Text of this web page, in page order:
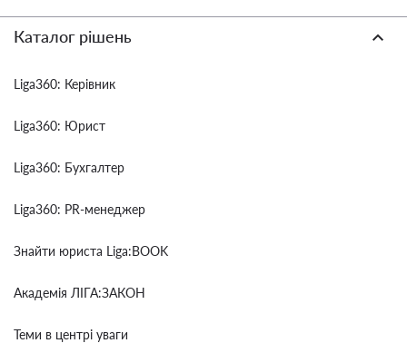
Каталог рішень
Liga360: Керівник
Liga360: Юрист
Liga360: Бухгалтер
Liga360: PR-менеджер
Знайти юриста Liga:BOOK
Академія ЛІГА:ЗАКОН
Теми в центрі уваги